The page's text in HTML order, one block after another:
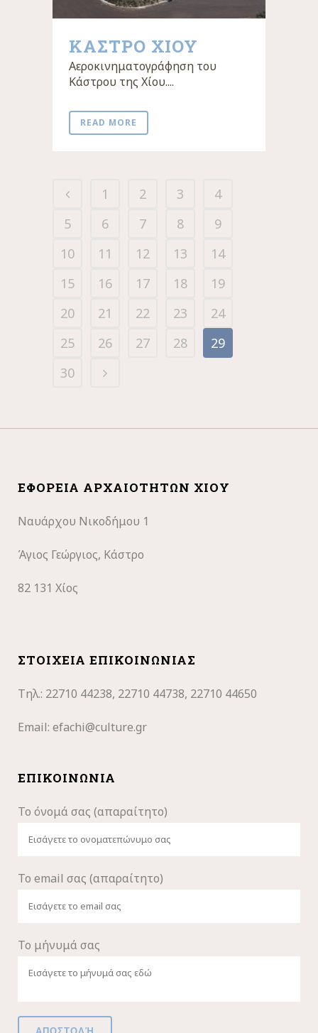
ΚΆΣΤΡΟ ΧΊΟΥ
Αεροκινηματογράφηση του
Κάστρου της Χίου....
READ MORE
1 2 3
4
5
6 7 8
9
10
11 12 13
14
15
16 17 18
19
20
21 22 23
24
25
26 27 28
29
30
ΕΦΟΡΕΊΑ ΑΡΧΑΙΟΤΉΤΩΝ ΧΊΟΥ
Ναυάρχου Νικοδήμου 1
Άγιος Γεώργιος, Κάστρο
82 131 Χίος
ΣΤΟΙΧΕΊΑ ΕΠΙΚΟΙΝΩΝΊΑΣ
Τηλ.: 22710 44238, 22710 44738, 22710 44650
Email: efachi@culture.gr
ΕΠΙΚΟΙΝΩΝΊΑ
Το όνομά σας (απαραίτητο)
Το email σας (απαραίτητο)
Το μήνυμά σας